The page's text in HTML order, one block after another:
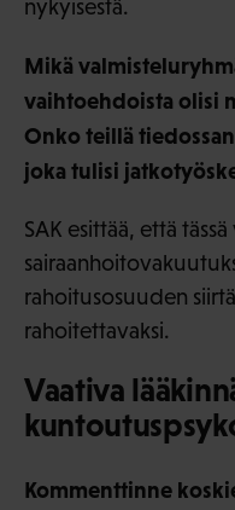
nykyisestä.
Mikä
vaihtoehdoista olisi
Onko teillä
joka tulisi
SAK esittää, että
rahoitusosuuden
rahoitettavaksi.
Vaativa
Kommenttinne